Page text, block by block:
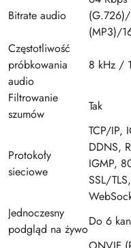
Bitrate audio
(MP3)/
Częstotliwość
próbkowania
audio
8 kHz /
Filtrowanie
szumów
Tak
Protokoły
sieciowe
TCP/IP,
DDNS,
IGMP,
SSL/
Jednoczesny
podgląd na żywo
Do 6